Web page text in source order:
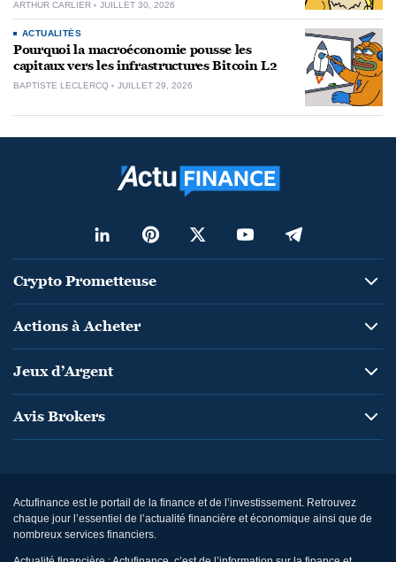
ARTHUR CARLIER JUILLET 30, 2026
ACTUALITÉS
Pourquoi la macroéconomie pousse les
capitaux vers les infrastructures Bitcoin L2
BAPTISTE LECLERCQ JUILLET 29, 2026
Crypto Prometteuse
Actions à Acheter
Jeux d’Argent
Avis Brokers
Actufinance est le portail de la finance et de l’investissement. Retrouvez
chaque jour l’essentiel de l’actualité financière et économique ainsi que de
nombreux services financiers.